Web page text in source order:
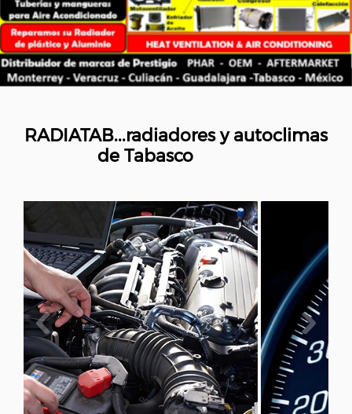
RADIATAB...radiadores y autoclimas
de Tabasco